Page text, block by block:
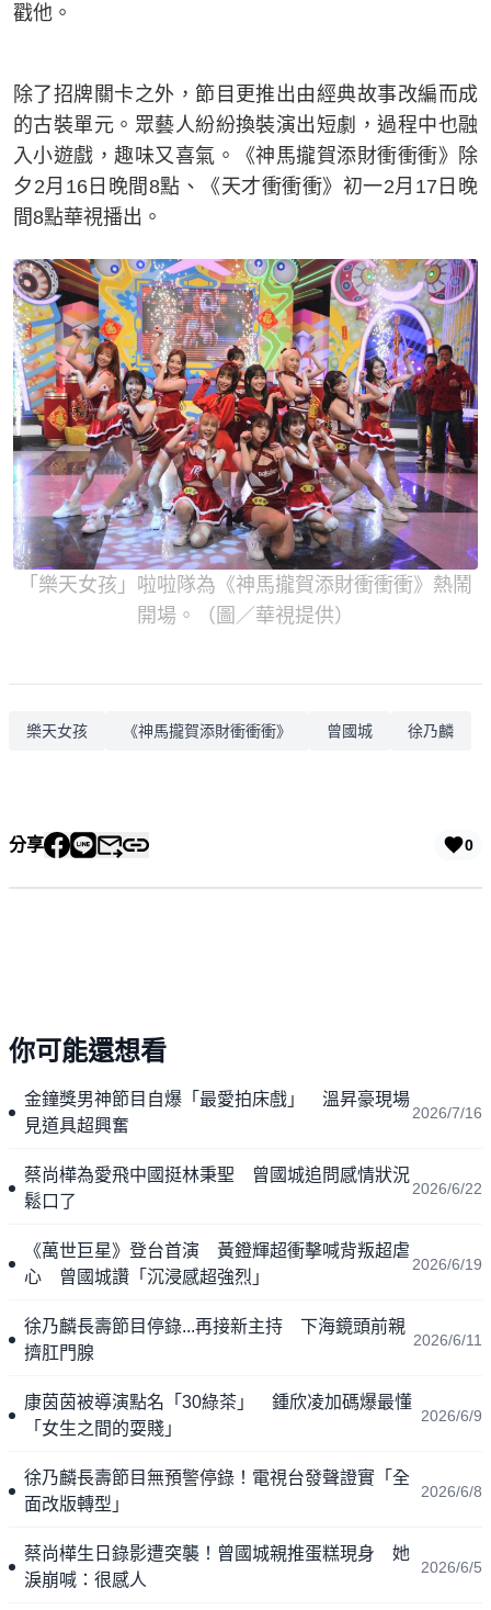
戳他。
除了招牌關卡之外，節目更推出由經典故事改編而成
的古裝單元。眾藝人紛紛換裝演出短劇，過程中也融
入小遊戲，趣味又喜氣。《神馬攏賀添財衝衝衝》除
夕2月16日晚間8點、《天才衝衝衝》初一2月17日晚
間8點華視播出。
「樂天女孩」啦啦隊為《神馬攏賀添財衝衝衝》熱鬧
開場。（圖／華視提供）
樂天女孩 《神馬攏賀添財衝衝衝》 曾國城 徐乃麟
分享 0
你可能還想看
金鐘獎男神節目自爆「最愛拍床戲」 溫昇豪現場
見道具超興奮
2026/7/16
蔡尚樺為愛飛中國挺林秉聖 曾國城追問感情狀況
鬆口了
2026/6/22
《萬世巨星》登台首演 黃鐙輝超衝擊喊背叛超虐
心 曾國城讚「沉浸感超強烈」
2026/6/19
徐乃麟長壽節目停錄...再接新主持 下海鏡頭前親
擠肛門腺
2026/6/11
康茵茵被導演點名「30綠茶」 鍾欣凌加碼爆最懂
「女生之間的耍賤」
2026/6/9
徐乃麟長壽節目無預警停錄！電視台發聲證實「全
面改版轉型」
2026/6/8
蔡尚樺生日錄影遭突襲！曾國城親推蛋糕現身 她
淚崩喊：很感人
2026/6/5